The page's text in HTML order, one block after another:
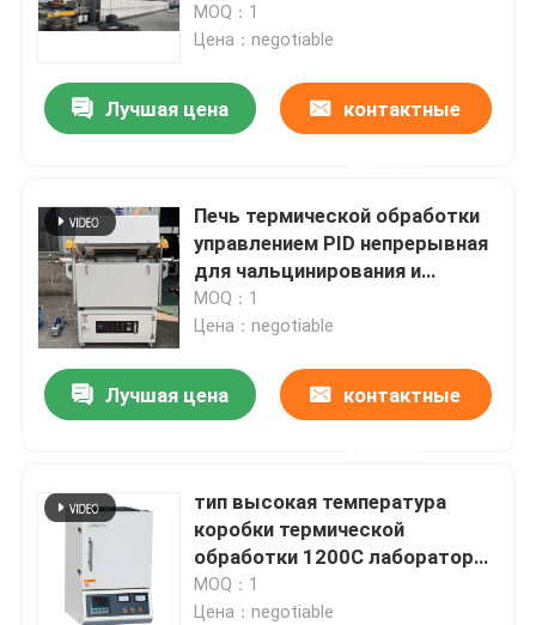
MOQ：1
Цена：negotiable
Лучшая цена контактные
Печь термической обработки
управлением PID непрерывная
для чальцинирования и
засыхания лаборатории
MOQ：1
Цена：negotiable
Лучшая цена контактные
тип высокая температура
коробки термической
обработки 1200C лаборатории
печи электрическая с
проводом сопротивления
MOQ：1
Цена：negotiable